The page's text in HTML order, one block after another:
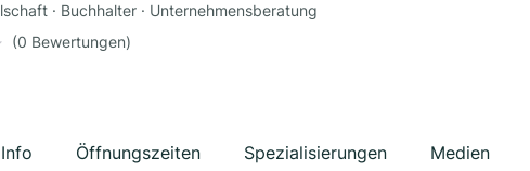
· Buchhalter · Unternehmensberatung
(0 Bewertungen)
Info Öffnungszeiten Spezialisierungen Medien